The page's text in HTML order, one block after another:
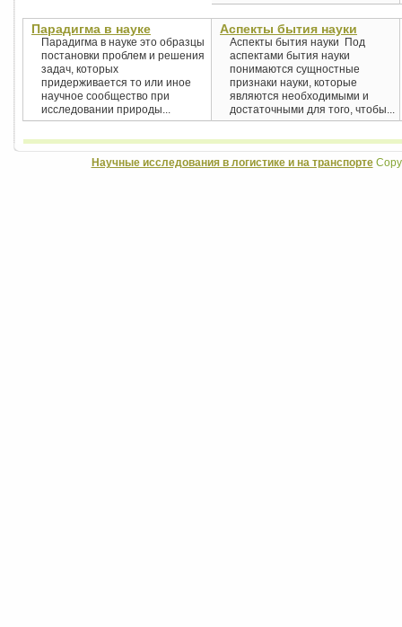
Парадигма в науке
Парадигма в науке это образцы
постановки проблем и решения
задач, которых
придерживается то или иное
научное сообщество при
исследовании природы...
Аспекты бытия науки
Аспекты бытия науки Под
аспектами бытия науки
понимаются сущностные
признаки науки, которые
являются необходимыми и
достаточными для того, чтобы...
Научные исследования в логистике и на транспорте